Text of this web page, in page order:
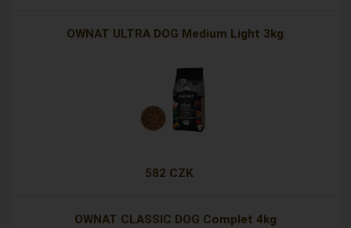
OWNAT ULTRA DOG Medium Light 3kg
582 CZK
OWNAT CLASSIC DOG Complet 4kg